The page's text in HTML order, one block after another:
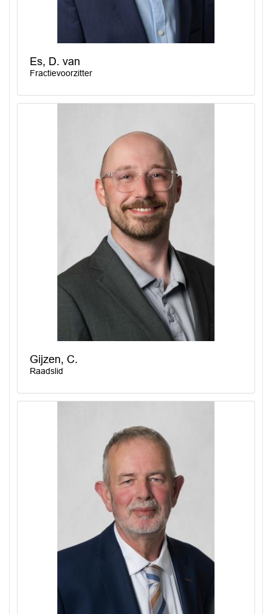
Es, D. van
Fractievoorzitter
Gijzen, C.
Raadslid